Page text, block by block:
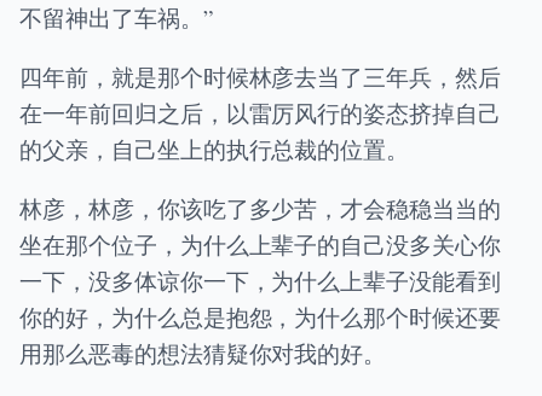
不留神出了车祸。”
四年前，就是那个时候林彦去当了三年兵，然后
在一年前回归之后，以雷厉风行的姿态挤掉自己
的父亲，自己坐上的执行总裁的位置。
林彦，林彦，你该吃了多少苦，才会稳稳当当的
坐在那个位子，为什么上辈子的自己没多关心你
一下，没多体谅你一下，为什么上辈子没能看到
你的好，为什么总是抱怨，为什么那个时候还要
用那么恶毒的想法猜疑你对我的好。